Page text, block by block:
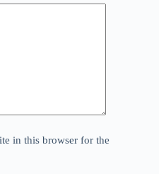
in this browser for the